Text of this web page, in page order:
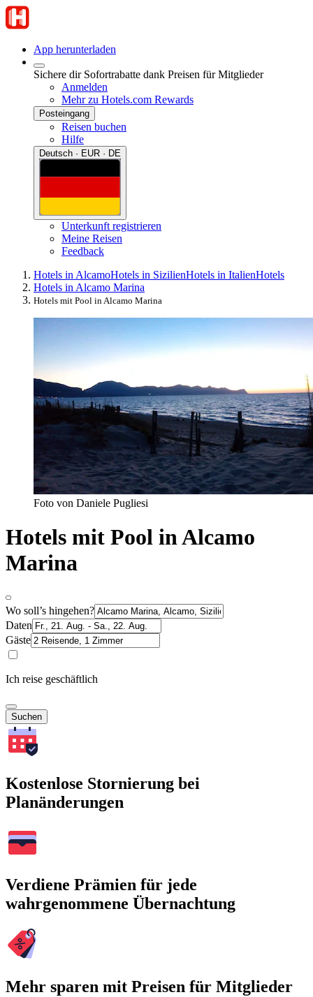
App herunterladen
Sichere dir Sofortrabatte dank Preisen für Mitglieder
Anmelden
Mehr zu Hotels.com Rewards
Posteingang
Reisen buchen
Hilfe
Deutsch · EUR · DE
Unterkunft registrieren
Meine Reisen
Feedback
Hotels in AlcamoHotels in SizilienHotels in ItalienHotels
Hotels in Alcamo Marina
Hotels mit Pool in Alcamo Marina
Foto von Daniele Pugliesi
Hotels mit Pool in Alcamo
Marina
Wo soll’s hingehen?
Daten
Gäste
Ich reise geschäftlich
Suchen
Kostenlose Stornierung bei
Planänderungen
Verdiene Prämien für jede
wahrgenommene Übernachtung
Mehr sparen mit Preisen für Mitglieder